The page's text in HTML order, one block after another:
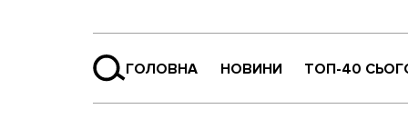
ГОЛОВНА НОВИНИ ТОП-40